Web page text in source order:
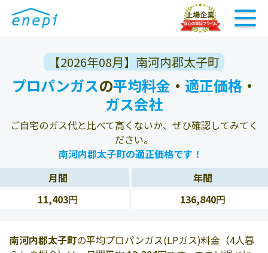
【2026年08月】南河内郡太子町
プロパンガスの平均料金 ・ 適正価格 ・
ガス会社
ご自宅のガス代と比べて高くないか、ぜひ確認してみてく
ださい。
南河内郡太子町の適正価格です！
月間
年間
11,403円 136,840円
南河内郡太子町の平均プロパンガス(LPガス)料金（4人暮